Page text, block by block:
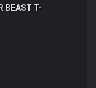
BEAST T-